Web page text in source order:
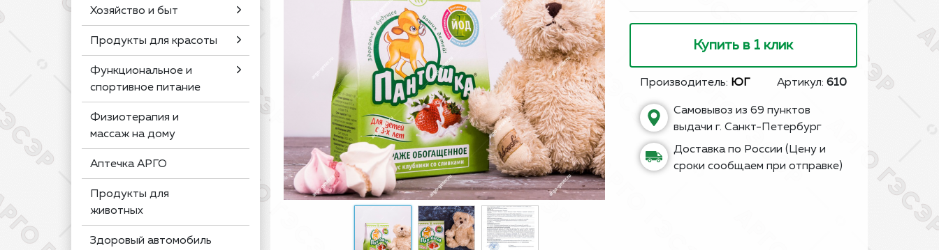
Хозяйство и быт
Продукты для красоты
Функциональное и
спортивное питание
Физиотерапия и
массаж на дому
Аптечка АРГО
Продукты для
животных
Здоровый автомобиль
Купить в 1 клик
Производитель: ЮГ Артикул: 610
Самовывоз из 69 пунктов
выдачи г. Санкт-Петербург
Доставка по России (Цену и
сроки сообщаем при отправке)